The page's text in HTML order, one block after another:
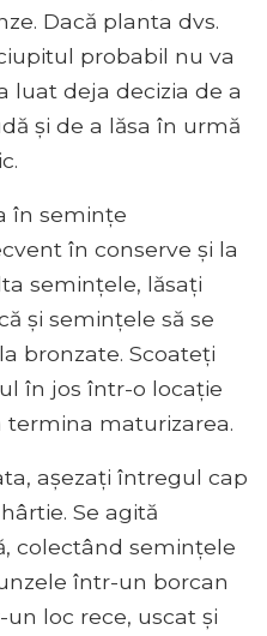
Dacă planta dvs.
probabil nu va
luat deja decizia de a
și de a lăsa în urmă
în semințe
în conserve și la
semințele, lăsați
și semințele să se
bronzate. Scoateți
în jos într-o locație
termina maturizarea.
așezați întregul cap
Se agită
colectând semințele
într-un borcan
loc rece, uscat și